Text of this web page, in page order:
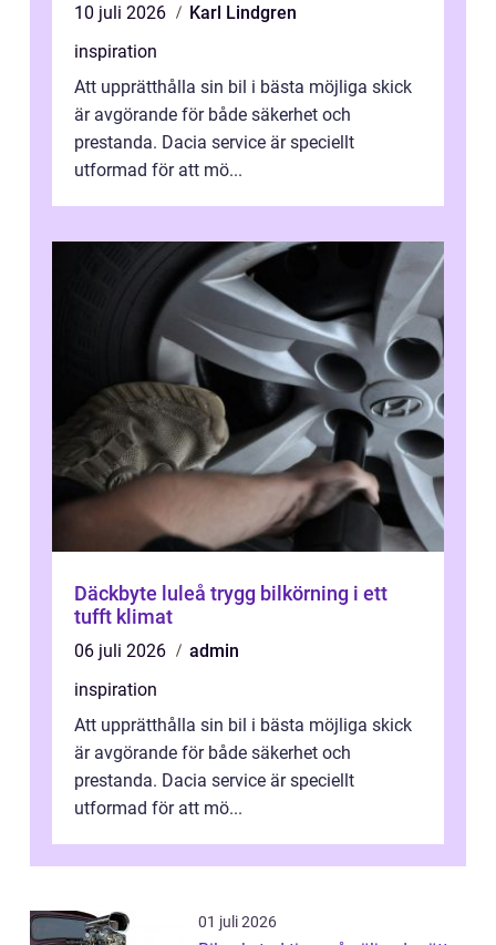
10 juli 2026
Karl Lindgren
inspiration
Att upprätthålla sin bil i bästa möjliga skick
är avgörande för både säkerhet och
prestanda. Dacia service är speciellt
utformad för att mö...
Däckbyte luleå trygg bilkörning i ett
tufft klimat
06 juli 2026
admin
inspiration
Att upprätthålla sin bil i bästa möjliga skick
är avgörande för både säkerhet och
prestanda. Dacia service är speciellt
utformad för att mö...
01 juli 2026